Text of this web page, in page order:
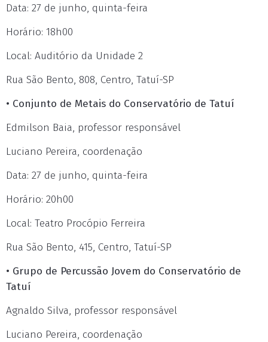
Data: 27 de junho, quinta-feira
Horário: 18h00
Local: Auditório da Unidade 2
Rua São Bento, 808, Centro, Tatuí-SP
• Conjunto de Metais do Conservatório de Tatuí
Edmilson Baia, professor responsável
Luciano Pereira, coordenação
Data: 27 de junho, quinta-feira
Horário: 20h00
Local: Teatro Procópio Ferreira
Rua São Bento, 415, Centro, Tatuí-SP
• Grupo de Percussão Jovem do Conservatório de
Tatuí
Agnaldo Silva, professor responsável
Luciano Pereira, coordenação